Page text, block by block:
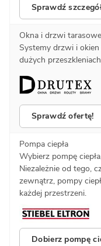
Sprawdź
Okna i drzwi tarasowe
Systemy drzwi i
dużych
Sprawdź ofertę!
Pompa ciepła
Wybierz pompę
Niezależnie od tego,
zewnątrz, pompy
każdej przestrzeni.
Dobierz pompę